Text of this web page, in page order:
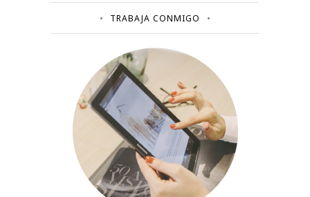
TRABAJA CONMIGO